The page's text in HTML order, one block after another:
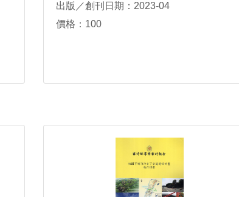
出版／創刊日期：2023-04
價格：100